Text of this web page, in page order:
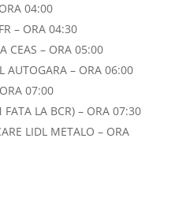
04:00
– ORA 04:30
CEAS – ORA 05:00
AUTOGARA – ORA 06:00
07:00
LA BCR) – ORA 07:30
LIDL METALO – ORA